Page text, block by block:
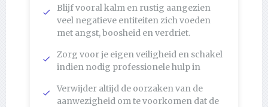
Blijf vooral kalm en rustig aangezien
veel negatieve entiteiten zich voeden
met angst, boosheid en verdriet.
Zorg voor je eigen veiligheid en schakel
indien nodig professionele hulp in
Verwijder altijd de oorzaken van de
aanwezigheid om te voorkomen dat de